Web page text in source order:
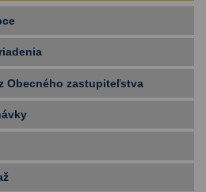
Obecného zastupiteľstva